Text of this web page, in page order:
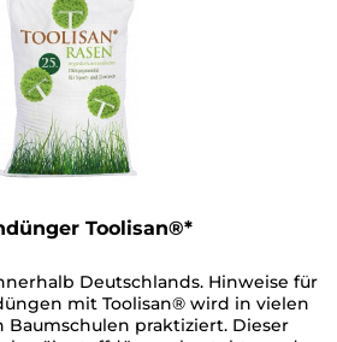
Toolisan®*
Deutschlands. Hinweise für
mit Toolisan® wird in vielen
praktiziert. Dieser